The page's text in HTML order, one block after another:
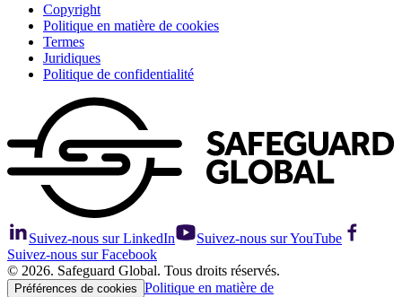
Copyright
Politique en matière de cookies
Termes
Juridiques
Politique de confidentialité
Suivez-nous sur LinkedIn
Suivez-nous sur YouTube
Suivez-nous sur Facebook
© 2026. Safeguard Global. Tous droits réservés.
Préférences de cookies Politique en matière de